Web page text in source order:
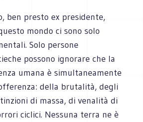
ben presto ex presidente,
mondo ci sono solo
Solo persone
possono ignorare che la
umana è simultaneamente
della brutalità, degli
di massa, di venalità di
ciclici. Nessuna terra ne è